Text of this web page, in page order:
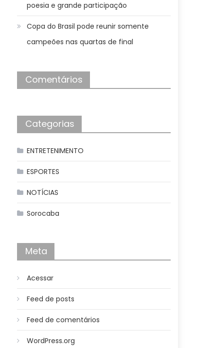
poesia e grande participação
Copa do Brasil pode reunir somente
campeões nas quartas de final
Comentários
Categorias
ENTRETENIMENTO
ESPORTES
NOTÍCIAS
Sorocaba
Meta
Acessar
Feed de posts
Feed de comentários
WordPress.org